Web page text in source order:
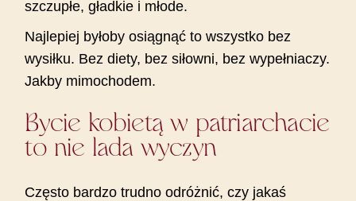
szczupłe, gładkie i młode.
Najlepiej byłoby osiągnąć to wszystko bez
wysiłku. Bez diety, bez siłowni, bez wypełniaczy.
Jakby mimochodem.
Bycie kobietą w patriarchacie
to nie lada wyczyn
Często bardzo trudno odróżnić, czy jakaś